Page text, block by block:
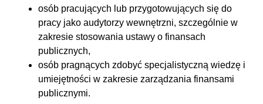
osób pracujących lub przygotowujących się do
pracy jako audytorzy wewnętrzni, szczególnie w
zakresie stosowania ustawy o finansach
publicznych,
osób pragnących zdobyć specjalistyczną wiedzę i
umiejętności w zakresie zarządzania finansami
publicznymi.